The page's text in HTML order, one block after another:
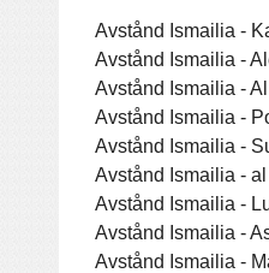
Avstånd Ismailia -
Avstånd Ismailia -
Avstånd Ismailia -
Avstånd Ismailia -
Avstånd Ismailia -
Avstånd Ismailia -
Avstånd Ismailia -
Avstånd Ismailia -
Avstånd Ismailia -